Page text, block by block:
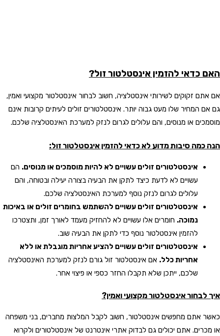
האם כדאי להזמין אינסטלטור זול?
אם אתם זקוקים לשירותי אינסטלציה, חשוב לבחור אינסטלטור מקצועי ואמין,
גם אם המחיר שלו מעט גבוה יותר. אינסטלטורים זולים לעיתים קרובות אינם
מוסמכים או מנוסים, והם עלולים לגרום לנזק למערכת האינסטלציה שלכם.
הנה כמה סיבות מדוע לא כדאי להזמין אינסטלטור זול:
אינסטלטורים זולים עשויים לא להיות מוסמכים או מנוסים. הם
עשויים לא לדעת כיצד לתקן את הבעיה בצורה יעילה ובטוחה, והם
עלולים לגרום לנזק נוסף למערכת האינסטלציה שלכם.
אינסטלטורים זולים עשויים להשתמש בחומרים זולים או באיכות
נמוכה. חומרים אלו עשויים לא להחזיק מעמד לאורך זמן, ותצטרכו
להזמין אינסטלטור נוסף כדי לתקן את הבעיה שוב.
אינסטלטורים זולים עשויים להציע אחריות מוגבלת או ללא
אחריות כלל. אם אינסטלטור זול גורם לנזק למערכת האינסטלציה
שלכם, ייתכן שלא תקבלו החזר כספי או פיצוי אחר.
איך לבחור אינסטלטור מקצועי ואמין?
כאשר אתם מחפשים אינסטלטור, חשוב לקבל המלצות מחברים, בני משפחה
או מכרים. אתם יכולים גם לבדוק אתרי אינטרנט של אינסטלטורים ולקרוא